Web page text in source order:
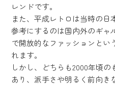
レンドです。
また、平成レトロは当時の日
参考にするのは国内外のギャ
で開放的なファッションとい
れます。
しかし、どちらも2000年頃
あり、派手さや明るく前向き